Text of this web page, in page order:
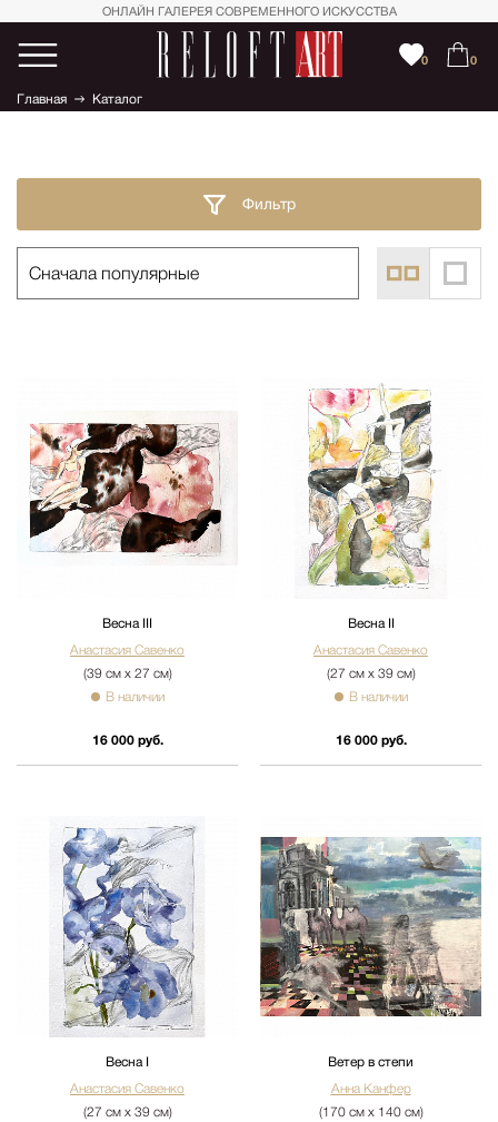
ОНЛАЙН ГАЛЕРЕЯ СОВРЕМЕННОГО ИСКУССТВА
0 0
Главная Каталог
Фильтр
Весна III
Анастасия Савенко
(39 см х 27 см)
В наличии
16 000 руб.
Весна II
Анастасия Савенко
(27 см х 39 см)
В наличии
16 000 руб.
Весна I
Анастасия Савенко
(27 см х 39 см)
Ветер в степи
Анна Канфер
(170 см х 140 см)